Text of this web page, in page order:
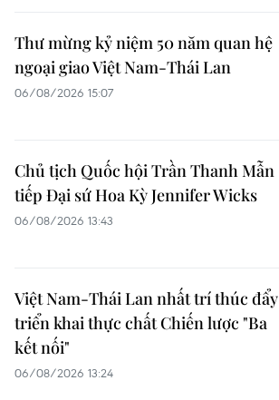
Thư mừng kỷ niệm 50 năm quan hệ
ngoại giao Việt Nam-Thái Lan
06/08/2026 15:07
Chủ tịch Quốc hội Trần Thanh Mẫn
tiếp Đại sứ Hoa Kỳ Jennifer Wicks
06/08/2026 13:43
Việt Nam-Thái Lan nhất trí thúc đẩy
triển khai thực chất Chiến lược "Ba
kết nối"
06/08/2026 13:24